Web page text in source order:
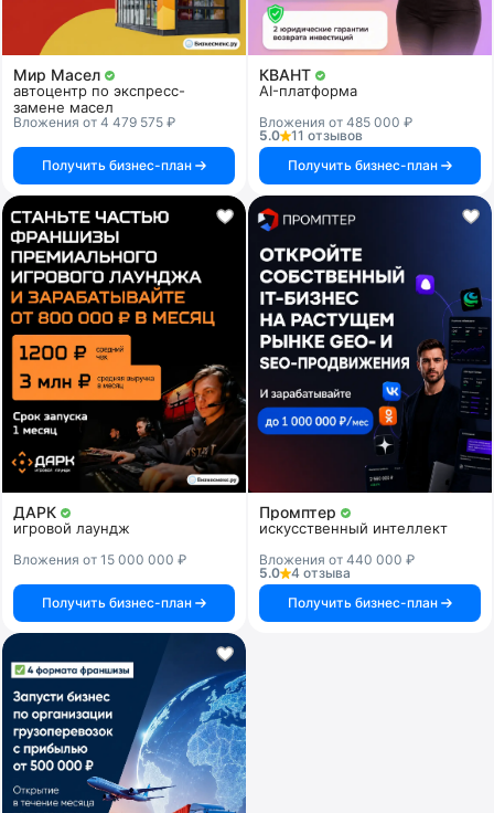
Мир Масел
автоцентр по экспресс-
замене масел
Вложения от 4 479 575 ₽
Получить бизнес-план
КВАНТ
AI-платформа
Вложения от 485 000 ₽
5.0
11 отзывов
Получить бизнес-план
ДАРК
игровой лаундж
Вложения от 15 000 000 ₽
Получить бизнес-план
Промптер
искусственный интеллект
Вложения от 440 000 ₽
5.0
4 отзыва
Получить бизнес-план